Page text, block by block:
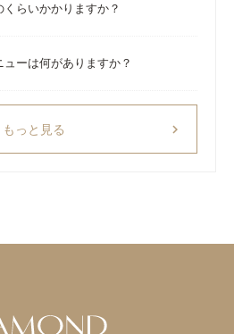
らいかかりますか？
ューは何がありますか？
もっと見る chevron_right